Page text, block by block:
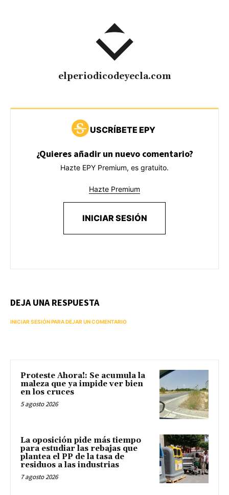
elperiodicodeyecla.com
USCRÍBETE EPY
¿Quieres añadir un nuevo comentario?
Hazte EPY Premium, es gratuito.
Hazte Premium
INICIAR SESIÓN
DEJA UNA RESPUESTA
INICIAR SESIÓN PARA DEJAR UN COMENTARIO
Proteste Ahora!: Se acumula la
maleza que ya impide ver bien
en los cruces
5 agosto 2026
La oposición pide más tiempo
para estudiar las rebajas que
plantea el PP de la tasa de
residuos a las industrias
7 agosto 2026